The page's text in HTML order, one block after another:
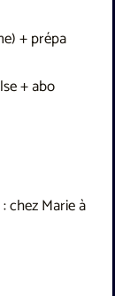
+ prépa
+ abo
chez Marie à